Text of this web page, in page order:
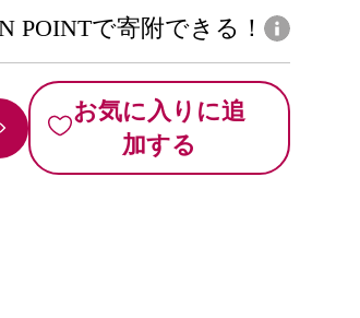
POINTで寄附できる！
お気に入りに追
加する